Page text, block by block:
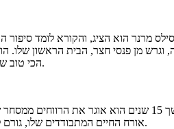
סילס מרנר הוא הציג, והקורא לומד
וגרש מן פנסי חצר, הבית הראשון
הכי טוב שלו ויליאם, הארוס שלו שרה.
אורח החיים המתבודדים שלו, גורם לו להיות הקורבן של רכילות.